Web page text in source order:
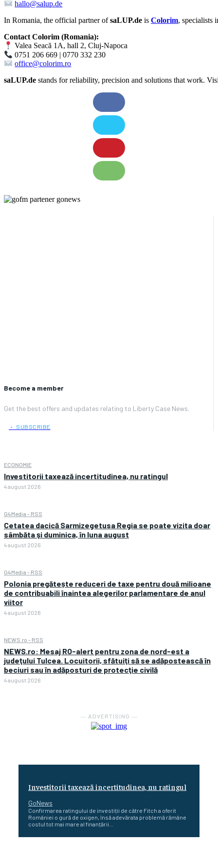
Become a member
Get the best offers and updates relating to Liberty Case News.
﹢ SUBSCRIBE
ECONOMIE
Investitorii taxează incertitudinea, nu ratingul
4 august 2026
G4Media - RSS
Cetatea dacică Sarmizegetusa Regia se poate vizita doar
sâmbăta şi duminica, în luna august
4 august 2026
G4Media - RSS
Polonia pregătește reduceri de taxe pentru două milioane
de contribuabili înaintea alegerilor parlamentare de anul
viitor
4 august 2026
NEWS.ro - RSS
NEWS.ro: Mesaj RO-alert pentru zona de nord-est a
judeţului Tulcea. Locuitorii, sfătuiţi să se adăpostească în
beciuri sau în adăposturi de protecţie civilă
4 august 2026
― ADVERTISING ―
Investitorii taxează incertitudinea, nu ratingul
GoNews
Confirmarea ratingului de investiții de către Fitch a oferit
României o gură de oxigen, însă adevărata problemă rămâne
costul tot mai mare al finanțării...
hallo@salup.de
In Romania, the official partner ofsaLUP.de is Colorim, specialists
Contact Colorim (Romania):
Valea Seacă 1A, hall 2, Cluj-Napoca
0751 206 669 | 0770 332 230
office@colorim.ro
saLUP.de stands for reliability, precision and solutions that work.